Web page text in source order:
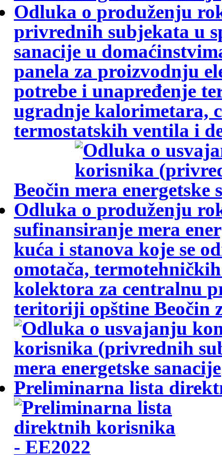
Odluka o produženju
privrednih subjekata u
sanacije u
panela za proizvodnju
potrebe i unapređenje
ugradnje kalorimetara,
termostatskih ventila i
Beočin
Odluka o produženju
sufinansiranje mera
kuća i stanova koje se
omotača,
kolektora za centralnu
teritoriji opštine Beočin
Preliminarna lista